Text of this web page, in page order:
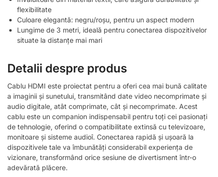
flexibilitate
Culoare elegantă: negru/roșu, pentru un aspect modern
Lungime de 3 metri, ideală pentru conectarea dispozitivelor
situate la distanțe mai mari
Detalii despre produs
Cablu HDMI este proiectat pentru a oferi cea mai bună calitate
a imaginii și sunetului, transmitând date video necomprimate și
audio digitale, atât comprimate, cât și necomprimate. Acest
cablu este un companion indispensabil pentru toți cei pasionați
de tehnologie, oferind o compatibilitate extinsă cu televizoare,
monitoare și sisteme audioî. Conectarea rapidă și ușoară la
dispozitivele tale va îmbunătăți considerabil experiența de
vizionare, transformând orice sesiune de divertisment într-o
adevărată plăcere.